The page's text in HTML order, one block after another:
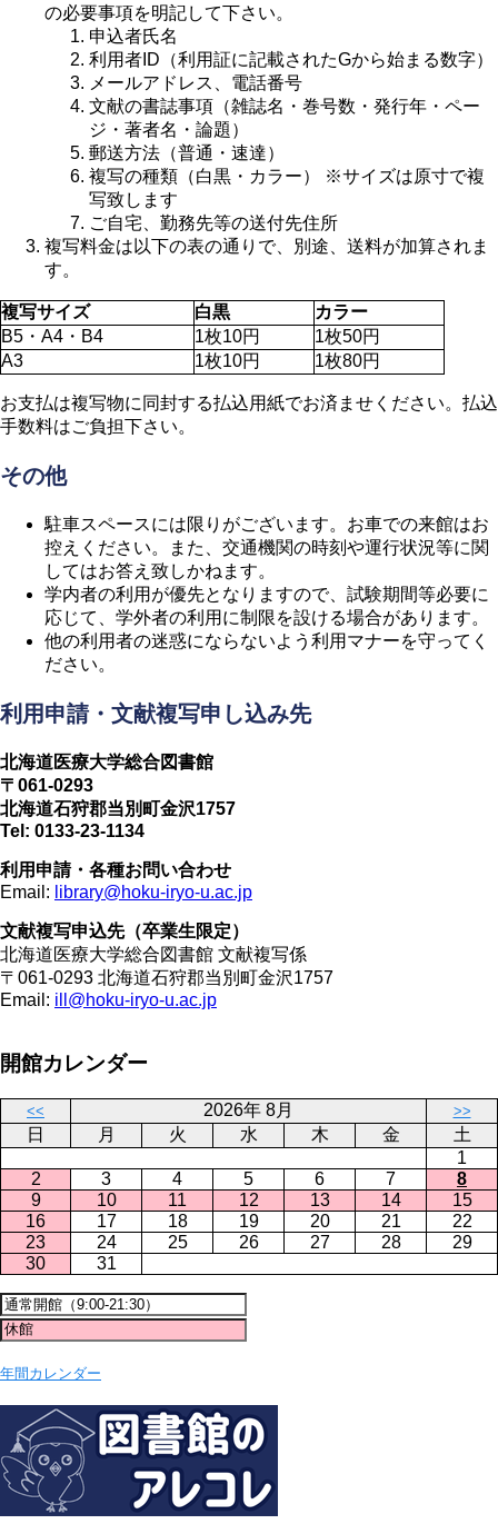
の必要事項を明記して下さい。
申込者氏名
利用者ID（利用証に記載されたGから始まる数字）
メールアドレス、電話番号
文献の書誌事項（雑誌名・巻号数・発行年・ペー
ジ・著者名・論題）
郵送方法（普通・速達）
複写の種類（白黒・カラー） ※サイズは原寸で複
写致します
ご自宅、勤務先等の送付先住所
複写料金は以下の表の通りで、別途、送料が加算されま
す。
複写サイズ 白黒
カラー
B5・A4・B4
1枚10円
1枚50円
A3
1枚10円 1枚80円
お支払は複写物に同封する払込用紙でお済ませください。払込
手数料はご負担下さい。
その他
駐車スペースには限りがございます。お車での来館はお
控えください。また、交通機関の時刻や運行状況等に関
してはお答え致しかねます。
学内者の利用が優先となりますので、試験期間等必要に
応じて、学外者の利用に制限を設ける場合があります。
他の利用者の迷惑にならないよう利用マナーを守ってく
ださい。
利用申請・文献複写申し込み先
北海道医療大学総合図書館
〒061-0293
北海道石狩郡当別町金沢1757
Tel: 0133-23-1134
利用申請・各種お問い合わせ
Email: library@hoku-iryo-u.ac.jp
文献複写申込先（卒業生限定）
北海道医療大学総合図書館 文献複写係
〒061-0293 北海道石狩郡当別町金沢1757
Email: ill@hoku-iryo-u.ac.jp
開館カレンダー
<< 2026年 8月 >>
日 月 火 水 木 金
土
1
2
3 4 5 6 7
8
9
10 11 12 13 14
15
16
17 18 19 20 21
22
23
24 25 26 27 28
29
30
31
年間カレンダー